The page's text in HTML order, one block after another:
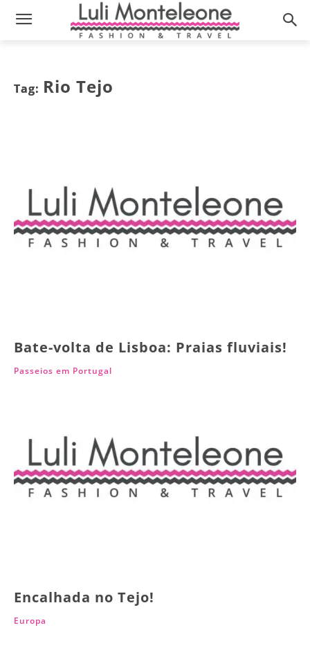
Tag: Rio Tejo
Bate-volta de Lisboa: Praias fluviais!
Passeios em Portugal
Encalhada no Tejo!
Europa